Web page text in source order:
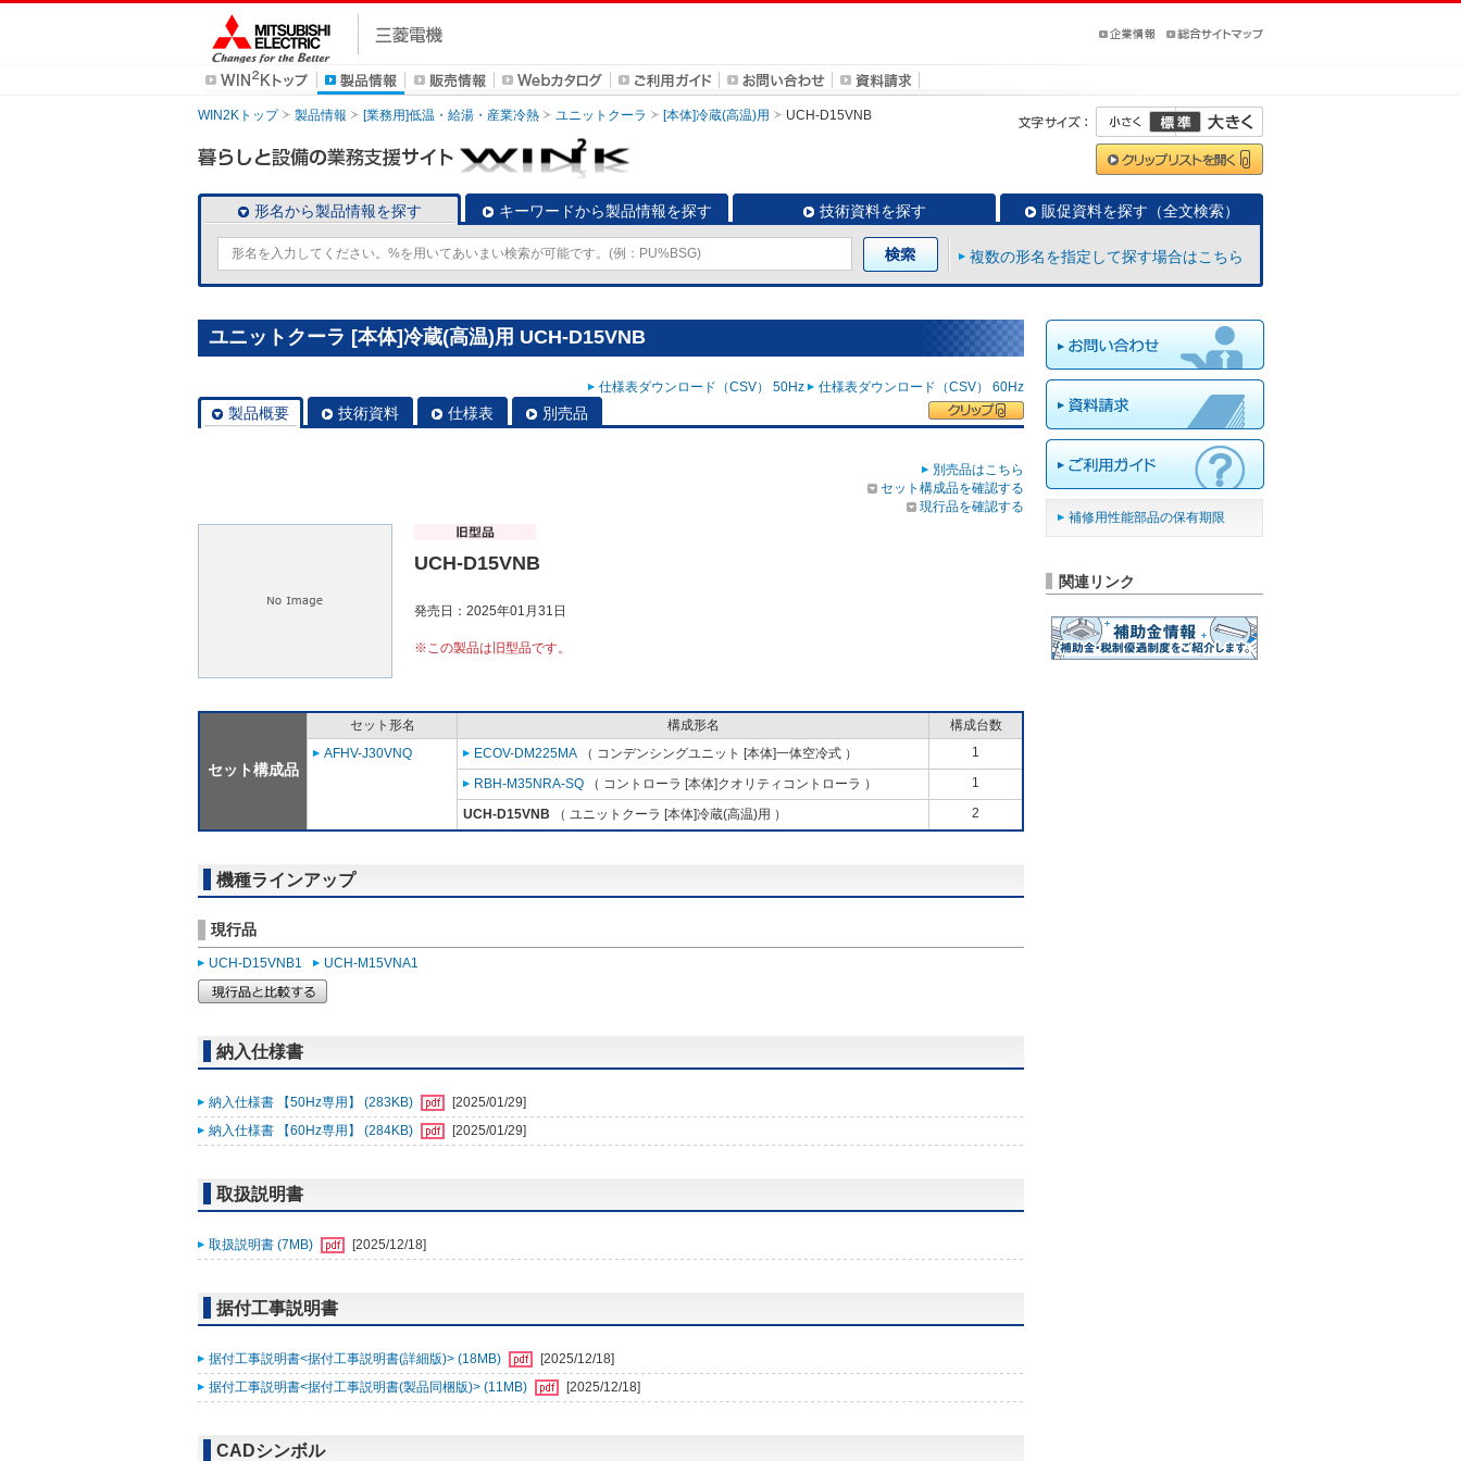
WIN2Kトップ 製品情報 [業務用]低温・給湯・産業冷熱 ユニットクーラ [本体]冷蔵(高温)用 UCH-D15VNB
形名から製品情報を探す キーワードから製品情報を探す 技術資料を探す 販促資料を探す（全文検索）
複数の形名を指定して探す場合はこちら
ユニットクーラ [本体]冷蔵(高温)用 UCH-D15VNB
仕様表ダウンロード（CSV） 50Hz 仕様表ダウンロード（CSV） 60Hz
製品概要 技術資料 仕様表 別売品
別売品はこちら
セット構成品を確認する
現行品を確認する
UCH-D15VNB
発売日：2025年01月31日
※この製品は旧型品です。
セット構成品
セット形名 構成形名
構成台数
AFHV-J30VNQ
ECOV-DM225MA （ コンデンシングユニット [本体]一体空冷式 ） 1
RBH-M35NRA-SQ （ コントローラ [本体]クオリティコントローラ ） 1
UCH-D15VNB （ ユニットクーラ [本体]冷蔵(高温)用 ） 2
機種ラインアップ
現行品
UCH-D15VNB1 UCH-M15VNA1
納入仕様書
納入仕様書 【50Hz専用】 (283KB)
[2025/01/29]
納入仕様書 【60Hz専用】 (284KB)
[2025/01/29]
取扱説明書
取扱説明書 (7MB) [2025/12/18]
据付工事説明書
据付工事説明書<据付工事説明書(詳細版)> (18MB)
[2025/12/18]
据付工事説明書<据付工事説明書(製品同梱版)> (11MB)
[2025/12/18]
CADシンボル
補修用性能部品の保有期限
関連リンク